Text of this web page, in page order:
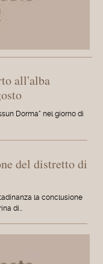
all'alba
Dorma" nel giorno di
del distretto di
la conclusione
di…